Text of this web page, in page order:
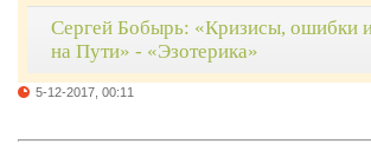
Сергей Бобырь: «Кризисы, ошибки
на Пути» - «Эзотерика»
5-12-2017, 00:11